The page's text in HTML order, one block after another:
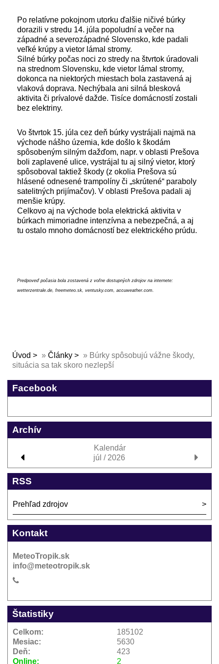
Po relatívne pokojnom utorku ďalšie ničivé búrky
dorazili v stredu 14. júla popoludní a večer na
západné a severozápadné Slovensko, kde padali
veľké krúpy a vietor lámal stromy.
Silné búrky počas noci zo stredy na štvrtok úradovali
na strednom Slovensku, kde vietor lámal stromy,
dokonca na niektorých miestach bola zastavená aj
vlaková doprava. Nechýbala ani silná blesková
aktivita či prívalové dažde. Tisíce domácností zostali
bez elektriny.
Vo štvrtok 15. júla cez deň búrky vystrájali najmä na
východe nášho územia, kde došlo k škodám
spôsobeným silným dažďom, napr. v oblasti Prešova
boli zaplavené ulice, vystrájal tu aj silný vietor, ktorý
spôsoboval taktiež škody (z okolia Prešova sú
hlásené odnesené trampolíny či „skrútené“ paraboly
satelitných prijímačov). V oblasti Prešova padali aj
menšie krúpy.
Celkovo aj na východe bola elektrická aktivita v
búrkach mimoriadne intenzívna a nebezpečná, a aj
tu ostalo mnoho domácností bez elektrického prúdu.
Predpoveď počasia bola zostavená z voľne dostupných zdrojov na internete:
wetterzentrale.de, freemeteo.sk, ventusky.com, accuweather.com.
Úvod » Články » Búrky spôsobujú vážne škody,
situácia sa tak skoro nezlepší
Facebook
Archív
Kalendár
júl / 2026
RSS
Prehľad zdrojov
Kontakt
MeteoTropik.sk
info@meteotropik.sk
Štatistiky
Online: 2
Celkom:
185102
Mesiac:
5630
Deň:
423